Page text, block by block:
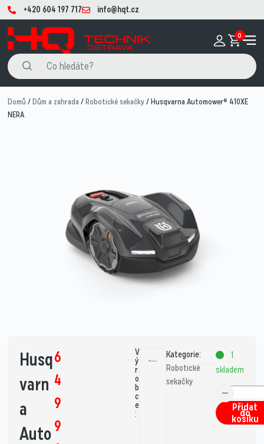
+420 604 197 717 info@hqt.cz
0
Domů /Dům a zahrada /Robotické sekačky/ Husqvarna Automower® 410XE
NERA
Husq
varn
a
Auto
6
4
9
9
V
ý
r
o
b
c
e
:
Kategorie:
Robotické
sekačky
1
skladem
Přidat
do
košíku